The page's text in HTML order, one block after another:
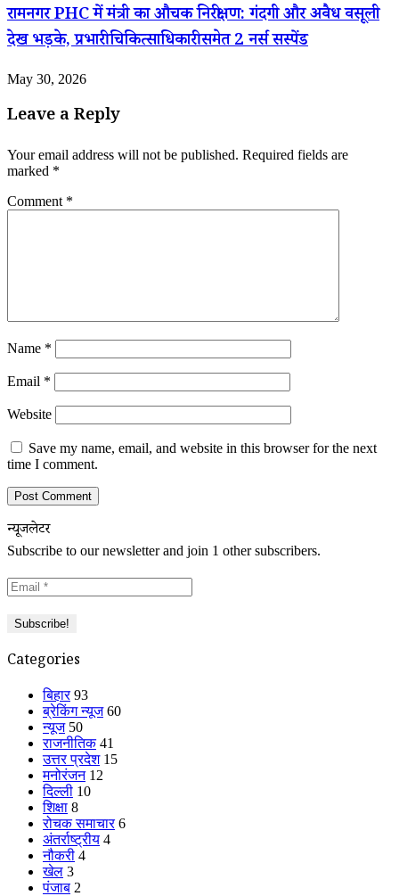
रामनगर PHC में मंत्री का औचक निरीक्षण: गंदगी और अवैध वसूली
देख भड़के, प्रभारी चिकित्साधिकारी समेत 2 नर्स सस्पेंड
May 30, 2026
Leave a Reply
Your email address will not be published. Required fields are
marked *
Comment *
Name *
Email *
Website
Save my name, email, and website in this browser for the next
time I comment.
न्यूजलेटर
Subscribe to our newsletter and join 1 other subscribers.
Categories
बिहार 93
ब्रेकिंग न्यूज 60
न्यूज 50
राजनीतिक 41
उत्तर प्रदेश 15
मनोरंजन 12
दिल्ली 10
शिक्षा 8
रोचक समाचार 6
अंतर्राष्ट्रीय 4
नौकरी 4
खेल 3
पंजाब 2